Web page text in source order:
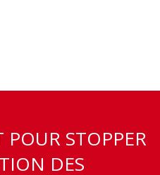
POUR STOPPER
DES